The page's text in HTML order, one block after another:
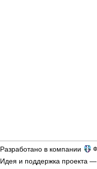
Разработано в компании
Идея и поддержка проекта —